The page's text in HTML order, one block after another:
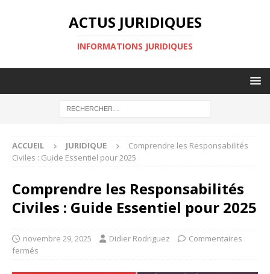
ACTUS JURIDIQUES
INFORMATIONS JURIDIQUES
ACCUEIL JURIDIQUE
Comprendre les Responsabilités
Civiles : Guide Essentiel pour 2025
Comprendre les Responsabilités
Civiles : Guide Essentiel pour 2025
novembre 29, 2025 Didier Rodriguez
Commentaires
fermés